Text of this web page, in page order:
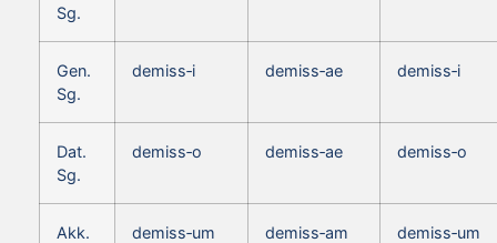
Sg.
Gen.
Sg.
demiss‑i demiss‑ae demiss‑i
Dat.
Sg.
demiss‑o demiss‑ae demiss‑o
Akk.
demiss‑um demiss‑am demiss‑um